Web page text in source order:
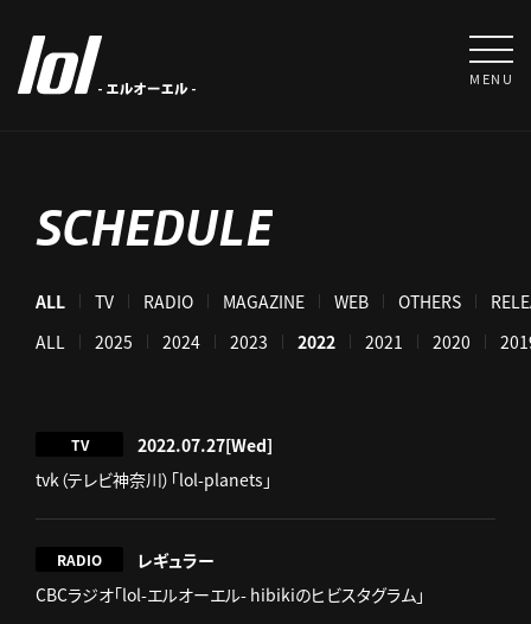
MENU
SCHEDULE
ALL TV RADIO MAGAZINE WEB OTHERS
ALL
2025 2024 2023 2022 2021 2020
TV 2022.07.27[Wed]
tvk（テレビ神奈川）「lol-planets」
RADIO
レギュラー
CBCラジオ「lol-エルオーエル- hibikiのヒビスタグラム」